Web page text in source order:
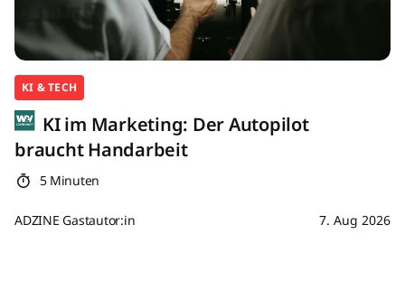
KI & TECH
KI im Marketing: Der Autopilot
braucht Handarbeit
5 Minuten
ADZINE Gastautor:in 7. Aug 2026